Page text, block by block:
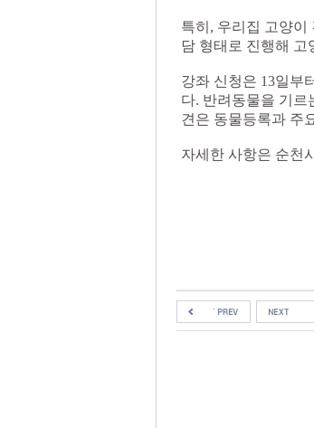
특히, 우리집 고양이
담 형태로 진행해 고
강좌 신청은 13일부
다. 반려동물을 기르
견은 동물등록과 주
자세한 사항은 순천